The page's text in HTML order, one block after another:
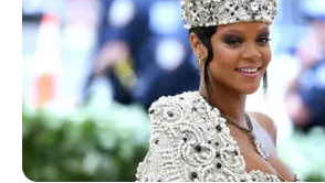
FNARAS em Brasília:
promulgar PEC 14 em
mobilização.
Presidente Kennedy
seletivo para Agentes